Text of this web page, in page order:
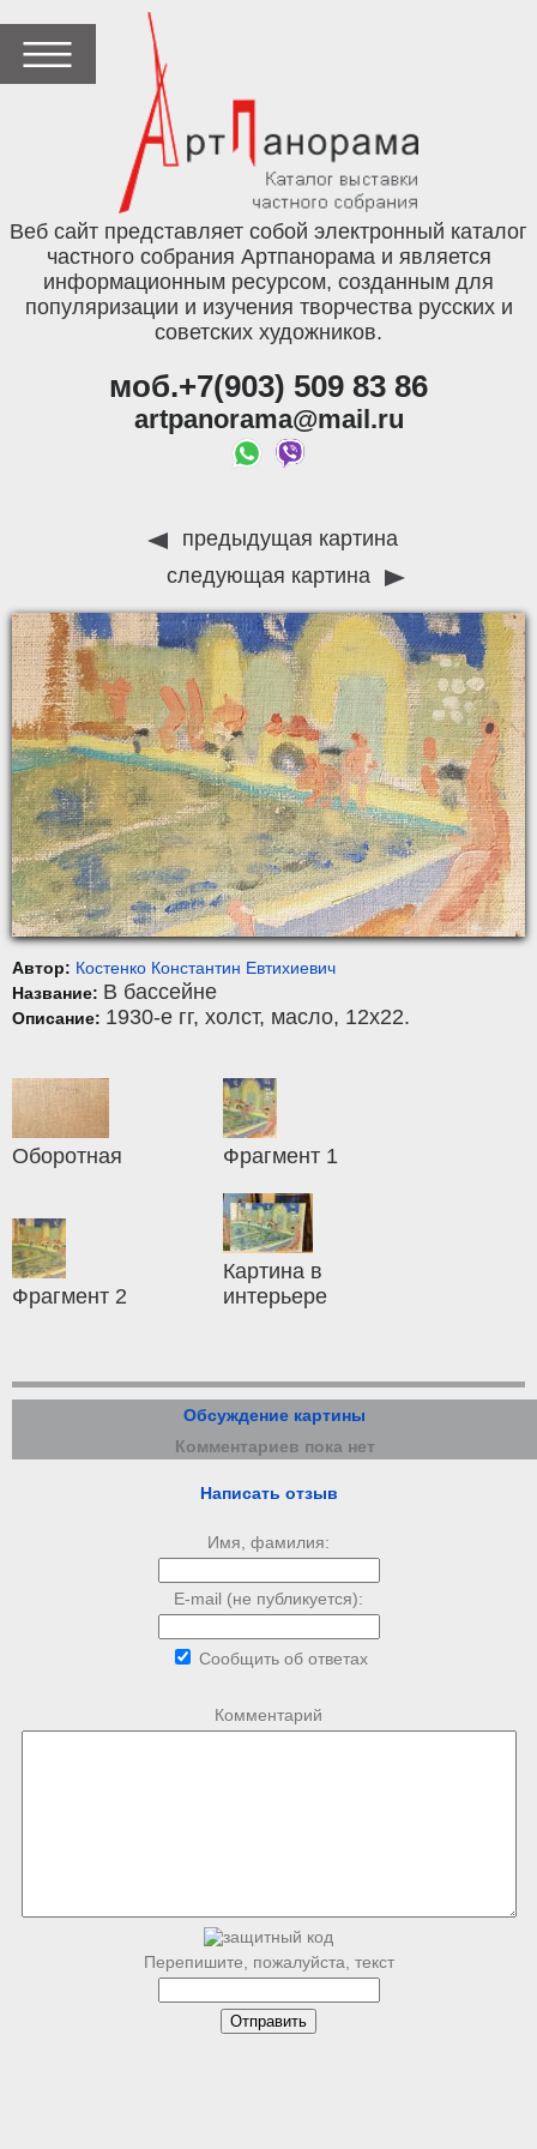
Веб сайт представляет собой электронный каталог
частного собрания Артпанорама и является
информационным ресурсом, созданным для
популяризации и изучения творчества русских и
советских художников.
моб.+7(903) 509 83 86
artpanorama@mail.ru
предыдущая картина
следующая картина
Автор: Костенко Константин Евтихиевич
Название: В бассейне
Описание: 1930-е гг, холст, масло, 12x22.
Оборотная Фрагмент 1
Фрагмент 2
Картина в
интерьере
Обсуждение картины
Комментариев пока нет
Написать отзыв
Имя, фамилия:
E-mail (не публикуется):
Сообщить об ответах
Комментарий
Перепишите, пожалуйста, текст